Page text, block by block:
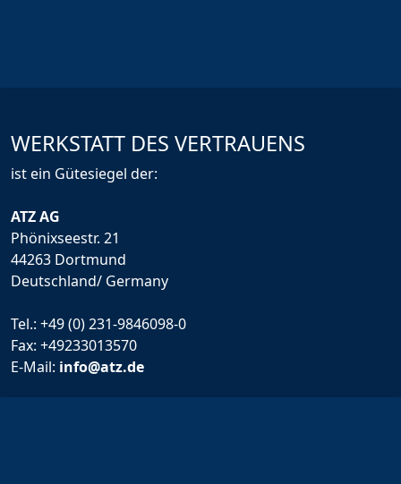
WERKSTATT DES VERTRAUENS
ist ein Gütesiegel der:
ATZ AG
Phönixseestr. 21
44263 Dortmund
Deutschland/ Germany
Tel.: +49 (0) 231-9846098-0
Fax: +49233013570
E-Mail: info@atz.de